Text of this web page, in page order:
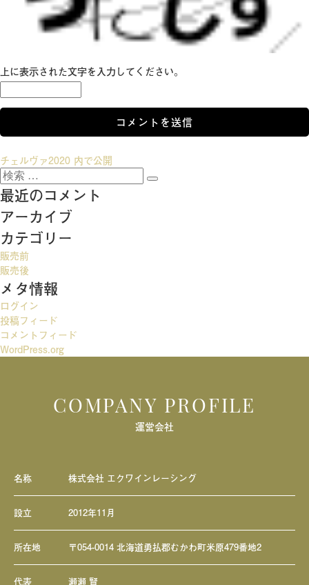
上に表示された文字を入力してください。
投
稿
ナ
ビ
ゲ
ー
シ
ョ
ン
チェルヴァ2020 内で公開
検
索:
検
最近のコメント
アーカイブ
カテゴリー
販売前
販売後
メタ情報
ログイン
投稿フィード
コメントフィード
WordPress.org
COMPANY PROFILE
運営会社
名称 株式会社 エクワインレーシング
設立 2012年11月
所在地 〒054-0014 北海道勇払郡むかわ町米原479番地2
代表 瀬瀬 賢